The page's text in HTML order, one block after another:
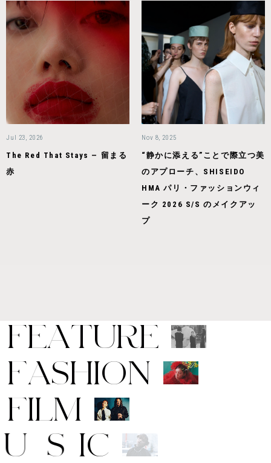
Jul 23, 2026
The Red That Stays — 留まる
赤
Nov 8, 2025
“静かに添える”ことで際立つ美
のアプローチ、SHISEIDO
HMA パリ・ファッションウィ
ーク 2026 S/S のメイクアッ
プ
FEATURE
FASHION
FILM
M US IC